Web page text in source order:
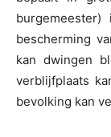
bescherming
kan dwingen
verblijfplaats
bevolking kan